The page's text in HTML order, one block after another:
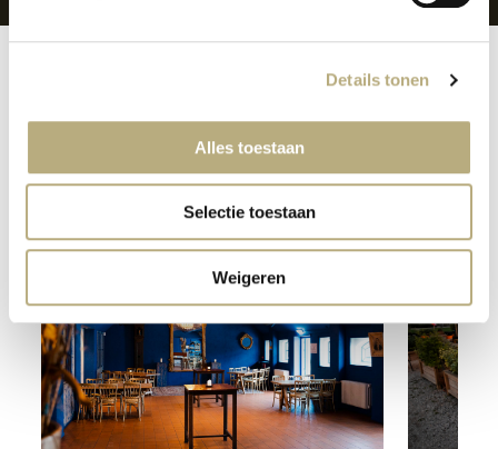
Details tonen
Alles toestaan
Selectie toestaan
Weigeren
MEER ZALEN